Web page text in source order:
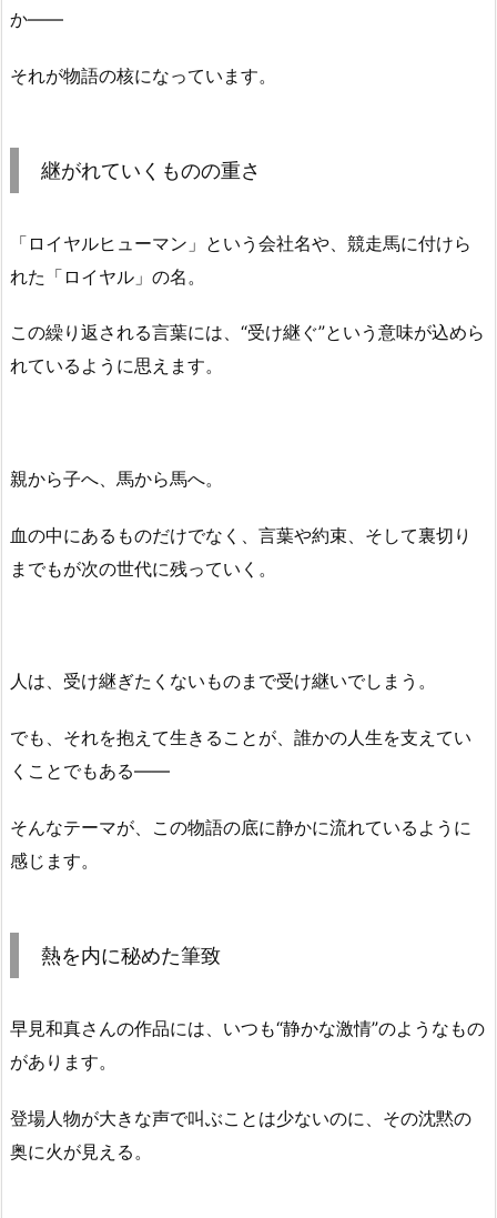
か――
それが物語の核になっています。
継がれていくものの重さ
「ロイヤルヒューマン」という会社名や、競走馬に付けら
れた「ロイヤル」の名。
この繰り返される言葉には、“受け継ぐ”という意味が込めら
れているように思えます。
親から子へ、馬から馬へ。
血の中にあるものだけでなく、言葉や約束、そして裏切り
までもが次の世代に残っていく。
人は、受け継ぎたくないものまで受け継いでしまう。
でも、それを抱えて生きることが、誰かの人生を支えてい
くことでもある――
そんなテーマが、この物語の底に静かに流れているように
感じます。
熱を内に秘めた筆致
早見和真さんの作品には、いつも“静かな激情”のようなもの
があります。
登場人物が大きな声で叫ぶことは少ないのに、その沈黙の
奥に火が見える。